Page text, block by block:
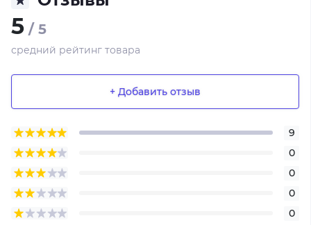
5 / 5
средний рейтинг товара
+ Добавить отзыв
9
0
0
0
0